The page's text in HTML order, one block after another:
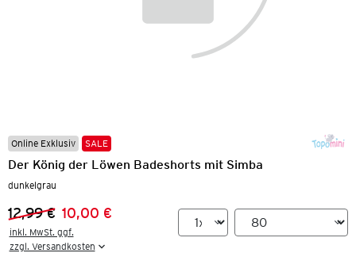
Online Exklusiv SALE
Der König der Löwen Badeshorts mit Simba
dunkelgrau
Vorheriger Preis:
12,99 €
Neuer Preis:
10,00 €
inkl. MwSt. ggf.
zzgl. Versandkosten